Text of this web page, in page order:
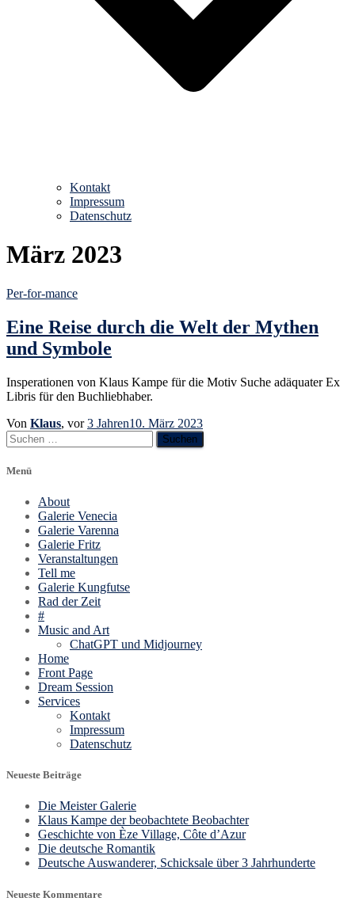
Kontakt
Impressum
Datenschutz
März 2023
Per-for-mance
Eine Reise durch die Welt der Mythen
und Symbole
Insperationen von Klaus Kampe für die Motiv Suche adäquater Ex
Libris für den Buchliebhaber.
Von Klaus, vor3 Jahren10. März 2023
Suchen
nach:
Menü
About
Galerie Venecia
Galerie Varenna
Galerie Fritz
Veranstaltungen
Tell me
Galerie Kungfutse
Rad der Zeit
#
Music and Art
ChatGPT und Midjourney
Home
Front Page
Dream Session
Services
Kontakt
Impressum
Datenschutz
Neueste Beiträge
Die Meister Galerie
Klaus Kampe der beobachtete Beobachter
Geschichte von Èze Village, Côte d’Azur
Die deutsche Romantik
Deutsche Auswanderer, Schicksale über 3 Jahrhunderte
Neueste Kommentare